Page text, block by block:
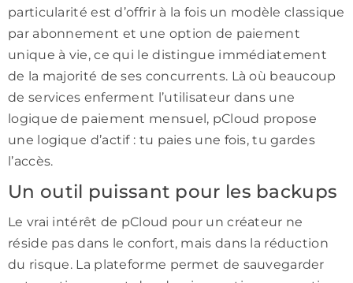
particularité est d’offrir à la fois un modèle classique
par abonnement et une option de paiement
unique à vie, ce qui le distingue immédiatement
de la majorité de ses concurrents. Là où beaucoup
de services enferment l’utilisateur dans une
logique de paiement mensuel, pCloud propose
une logique d’actif : tu paies une fois, tu gardes
l’accès.
Un outil puissant pour les backups
Le vrai intérêt de pCloud pour un créateur ne
réside pas dans le confort, mais dans la réduction
du risque. La plateforme permet de sauvegarder